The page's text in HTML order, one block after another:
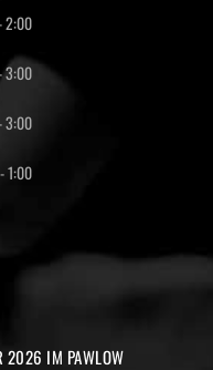
2:00
3:00
3:00
-1:00
2026 IM PAWLOW